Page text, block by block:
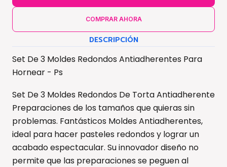
COMPRAR AHORA
DESCRIPCIÓN
Set De 3 Moldes Redondos Antiadherentes Para
Hornear - Ps
Set De 3 Moldes Redondos De Torta Antiadherente
Preparaciones de los tamaños que quieras sin
problemas. Fantásticos Moldes Antiadherentes,
ideal para hacer pasteles redondos y lograr un
acabado espectacular. Su innovador diseño no
permite que las preparaciones se peguen al